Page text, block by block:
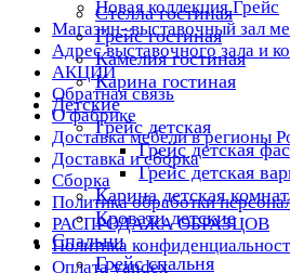
Новая коллекция Грейс
Магазин- выставочный зал
Адрес выставочного зала и
АКЦИИ
Обратная связь
О фабрике
Доставка мебели в регионы
Доставка и сборка
Сборка
Политика обработки
РАСПРОДАЖА ОБРАЗЦОВ
Политика
Оплата yandex
Стелла гостиная
Грейс гостиная
Камелия гостиная
Карина гостиная
Детские
Грейс детская
Грейс детская
Грейс детская
Карина детская
Кровати детские
Спальни
Грейс спальня